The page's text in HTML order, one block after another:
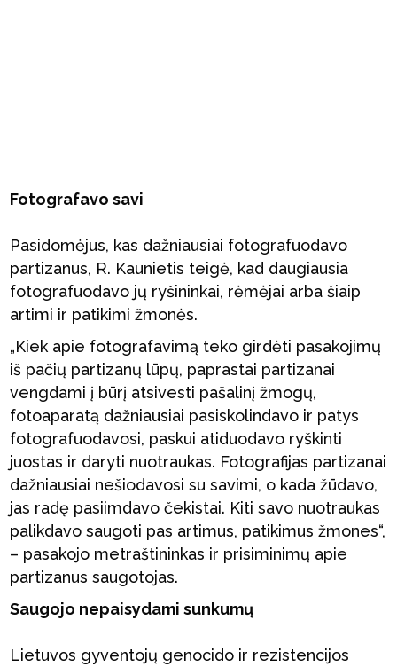
Fotografavo savi
Pasidomėjus, kas dažniausiai fotografuodavo
partizanus, R. Kaunietis teigė, kad daugiausia
fotografuodavo jų ryšininkai, rėmėjai arba šiaip
artimi ir patikimi žmonės.
„Kiek apie fotografavimą teko girdėti pasakojimų
iš pačių partizanų lūpų, paprastai partizanai
vengdami į būrį atsivesti pašalinį žmogų,
fotoaparatą dažniausiai pasiskolindavo ir patys
fotografuodavosi, paskui atiduodavo ryškinti
juostas ir daryti nuotraukas. Fotografijas partizanai
dažniausiai nešiodavosi su savimi, o kada žūdavo,
jas radę pasiimdavo čekistai. Kiti savo nuotraukas
palikdavo saugoti pas artimus, patikimus žmones“,
– pasakojo metraštininkas ir prisiminimų apie
partizanus saugotojas.
Saugojo nepaisydami sunkumų
Lietuvos gyventojų genocido ir rezistencijos